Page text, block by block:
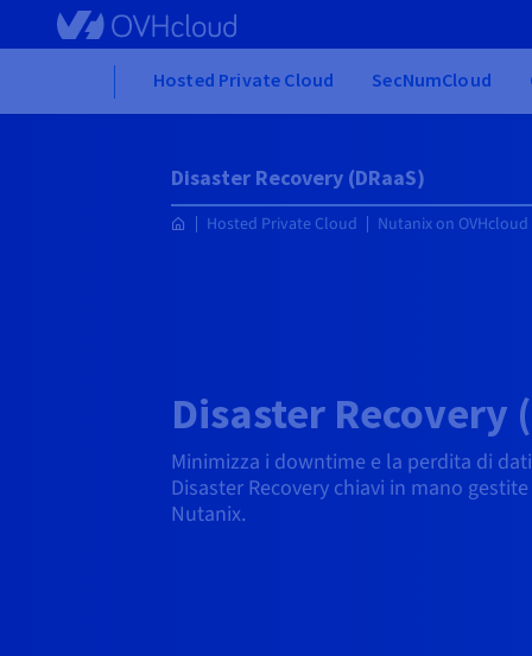
Skip to main content
Hosted Private Cloud SecNumCloud
Disaster Recovery (DRaaS)
Hosted Private Cloud Nutanix on OVHcloud
Disaster Recovery
Minimizza i downtime e la perdita di
Disaster Recovery chiavi in mano
Nutanix.